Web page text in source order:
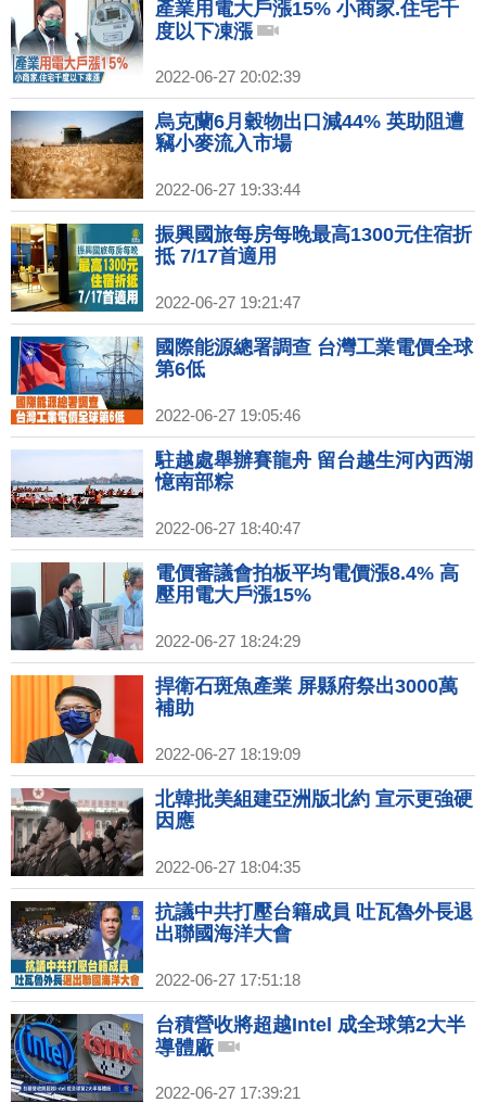
產業用電大戶漲15% 小商家.住宅千
度以下凍漲
2022-06-27 20:02:39
烏克蘭6月穀物出口減44% 英助阻遭
竊小麥流入市場
2022-06-27 19:33:44
振興國旅每房每晚最高1300元住宿折
抵 7/17首適用
2022-06-27 19:21:47
國際能源總署調查 台灣工業電價全球
第6低
2022-06-27 19:05:46
駐越處舉辦賽龍舟 留台越生河內西湖
憶南部粽
2022-06-27 18:40:47
電價審議會拍板平均電價漲8.4% 高
壓用電大戶漲15%
2022-06-27 18:24:29
捍衛石斑魚產業 屏縣府祭出3000萬
補助
2022-06-27 18:19:09
北韓批美組建亞洲版北約 宣示更強硬
因應
2022-06-27 18:04:35
抗議中共打壓台籍成員 吐瓦魯外長退
出聯國海洋大會
2022-06-27 17:51:18
台積營收將超越Intel 成全球第2大半
導體廠
2022-06-27 17:39:21